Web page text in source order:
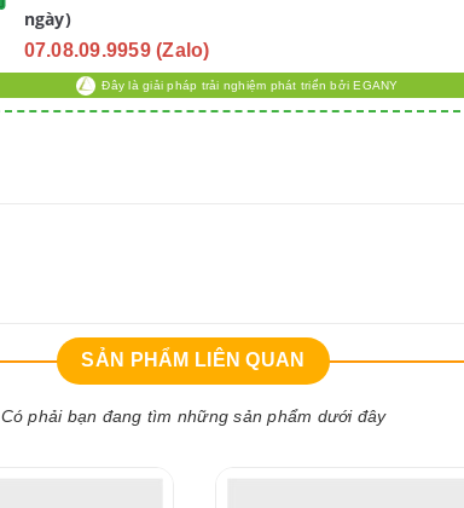
ngày)
07.08.09.9959 (Zalo)
Đây là giải pháp trải nghiệm phát triển bởi EGANY
SẢN PHẨM LIÊN QUAN
Có phải bạn đang tìm những sản phẩm dưới đây